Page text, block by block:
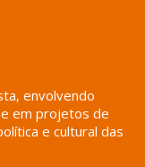
envolvendo
em projetos de
e cultural das